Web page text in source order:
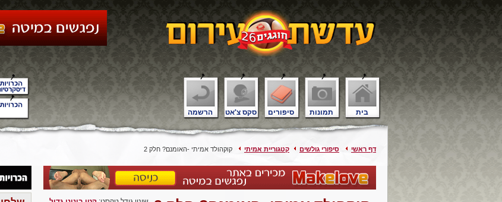
בית תמונות סיפורים סקס צ'אט הרשמה
דף ראשי סיפורי גולשים קטגוריית אמיתי